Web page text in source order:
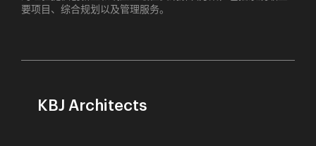
要项目、综合规划以及管理服务。
KBJ Architects